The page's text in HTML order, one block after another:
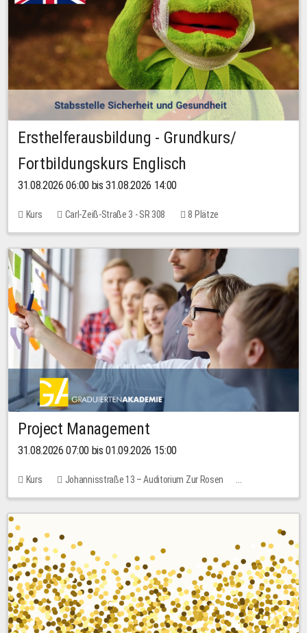
Ersthelferausbildung - Grundkurs/
Fortbildungskurs Englisch
31.08.2026 06:00 bis 31.08.2026 14:00
Kurs Carl-Zeiß-Straße 3 - SR 308 8 Plätze
Project Management
31.08.2026 07:00 bis 01.09.2026 15:00
Kurs
Johannisstraße 13 – Auditorium Zur Rosen
Keine freien Plätze
30,00 EUR